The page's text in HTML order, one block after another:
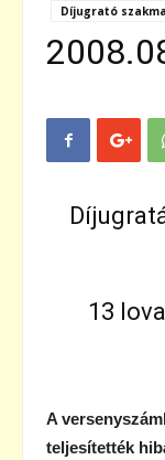
Díjugrató
13
A
teljesítették